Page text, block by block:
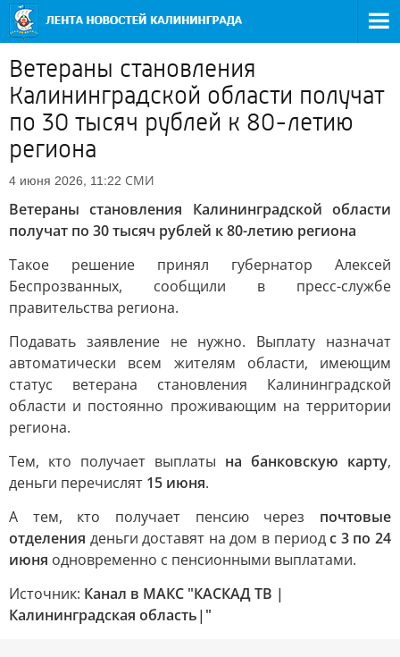
Ветераны становления
Калининградской области получат
по 30 тысяч рублей к 80-летию
региона
4 июня 2026, 11:22 СМИ
Ветераны становления Калининградской области
получат по 30 тысяч рублей к 80-летию региона
Такое решение принял губернатор Алексей
Беспрозванных, сообщили в пресс-службе
правительства региона.
Подавать заявление не нужно. Выплату назначат
автоматически всем жителям области, имеющим
статус ветерана становления Калининградской
области и постоянно проживающим на территории
региона.
Тем, кто получает выплаты на банковскую карту,
деньги перечислят 15 июня.
А тем, кто получает пенсию через почтовые
отделения деньги доставят на дом в периодс 3 по 24
июня одновременно с пенсионными выплатами.
Источник: Канал в МАКС "КАСКАД ТВ |
Калининградская область|"